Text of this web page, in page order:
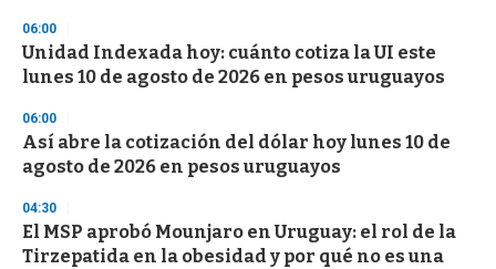
06:00
Unidad Indexada hoy: cuánto cotiza la UI este
lunes 10 de agosto de 2026 en pesos uruguayos
06:00
Así abre la cotización del dólar hoy lunes 10 de
agosto de 2026 en pesos uruguayos
04:30
El MSP aprobó Mounjaro en Uruguay: el rol de la
Tirzepatida en la obesidad y por qué no es una